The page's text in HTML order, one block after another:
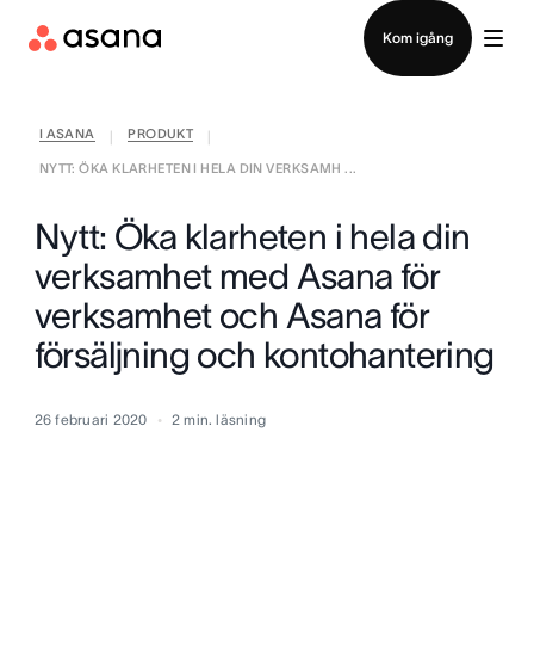
Kom igång
I ASANA PRODUKT
NYTT: ÖKA KLARHETEN I HELA DIN VERKSAMH ...
Nytt: Öka klarheten i hela din
verksamhet med Asana för
verksamhet och Asana för
försäljning och kontohantering
26 februari 2020 2 min. läsning